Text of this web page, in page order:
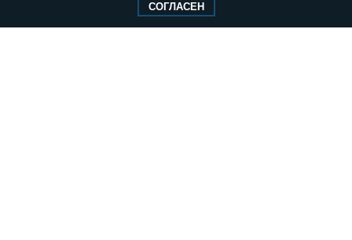
Свидетельство о регистрации Эл № ФС77-
СОГЛАСЕН